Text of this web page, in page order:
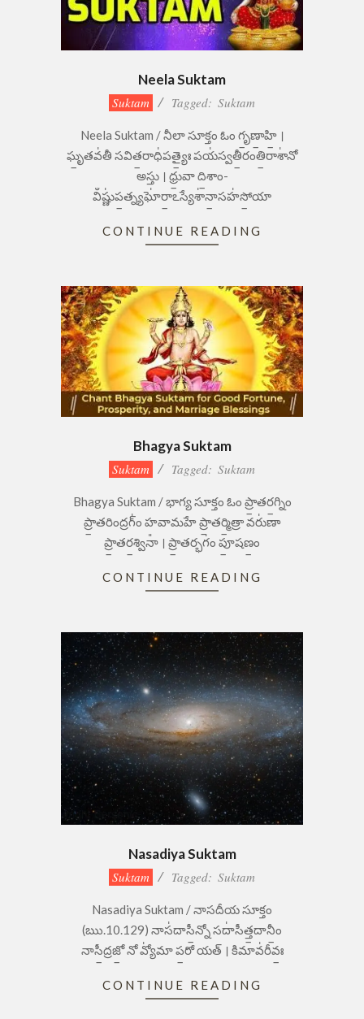
Neela Suktam
Suktam Tagged: Suktam
Neela Suktam / నీలా సూక్తం ఓం గృ॒ణా॒హి॒ ।
ఘృ॒తవ॑తీ సవిత॒రాధి॑పత్యైః॒ పయ॑స్వతీ॒రంతి॒రాశా॑నో
అస్తు । ధ్రు॒వా ది॒శాం-
విఀష్ణు॑ప॒త్న్యఘో॑రా॒ఽస్యేశా॑నా॒సహ॑సో॒యా
CONTINUE READING
Bhagya Suktam
05
Suktam Tagged: Suktam
Bhagya Suktam / భాగ్య సూక్తం ఓం ప్రా॒తర॒గ్నిం
ప్రా॒తరింద్రగ్ం॑ హవామహే ప్రా॒తర్మి॒త్రా వరు॑ణా
ప్రా॒తర॒శ్వినా᳚ । ప్రా॒తర్భగం॑ పూ॒షణం॒
CONTINUE READING
Nasadiya Suktam
Suktam Tagged: Suktam
Nasadiya Suktam / నాసదీయ సూక్తం
(ఋ.10.129) నాస॑దాసీ॒న్నో సదా॑సీత్త॒దానీం॒
నాసీ॒ద్రజో॒ నో వ్యో॑మా ప॒రో యత్ । కిమావ॑రీవః॒
CONTINUE READING